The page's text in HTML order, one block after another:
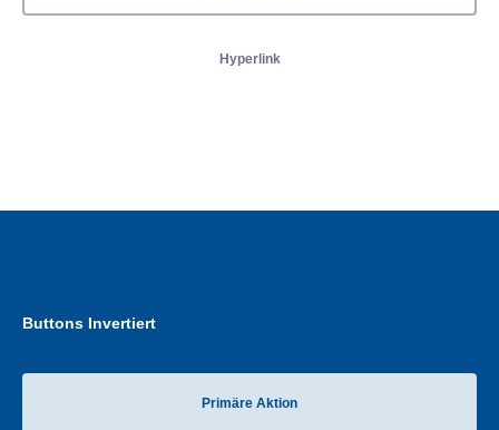
Hyperlink
Buttons Invertiert
Primäre Aktion